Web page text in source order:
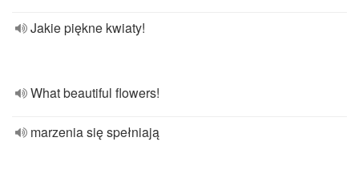
Jakie piękne kwiaty!
What beautiful flowers!
marzenia się spełniają